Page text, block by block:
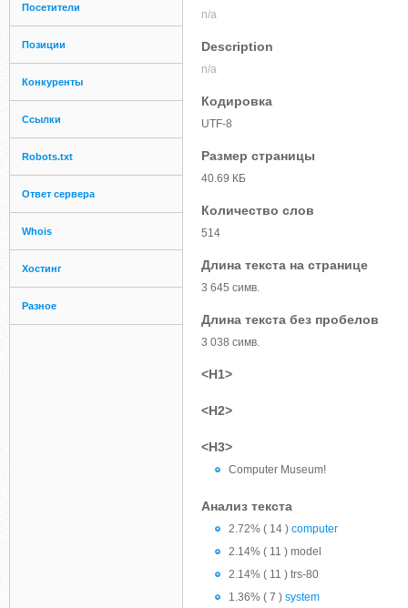
Посетители
Позиции
Конкуренты
Ссылки
Robots.txt
Ответ сервера
Whois
Хостинг
Разное
n/a
Description
n/a
Кодировка
UTF-8
Размер страницы
40.69 КБ
Количество слов
514
Длина текста на странице
3 645 симв.
Длина текста без пробелов
3 038 симв.
<H1>
<H2>
<H3>
Computer Museum!
Анализ текста
2.72% ( 14 ) computer
2.14% ( 11 ) model
2.14% ( 11 ) trs-80
1.36% ( 7 ) system